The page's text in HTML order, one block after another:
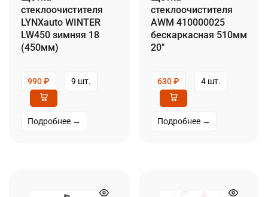
стеклоочистителя
LYNXauto WINTER
LW450 зимняя 18
(450мм)
990₽ 9 шт.
Подробнее →
стеклоочистителя
AWM 410000025
бескаркасная 510мм
20″
630₽ 4 шт.
Подробнее →